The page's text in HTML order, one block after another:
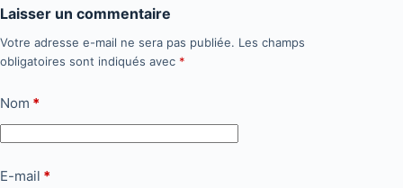
Laisser un commentaire
Votre adresse e-mail ne sera pas publiée. Les champs
obligatoires sont indiqués avec *
Nom *
E-mail *